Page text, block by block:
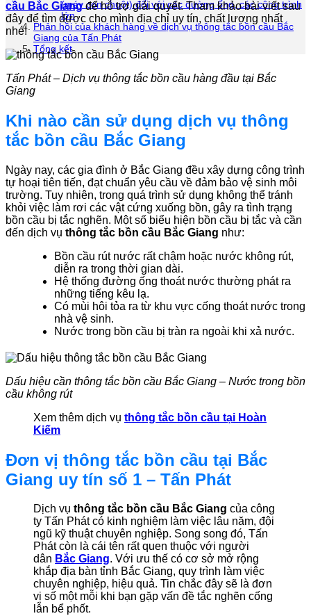
(máy con chuột) đối với các đường ống, các công trình
lớn
Phản hồi của khách hàng về dịch vụ thông tắc bồn cầu Bắc
Giang của Tấn Phát
Tổng kết
cầu Bắc Giangđể hỗ trợ giải quyết. Tham khảo bài viết sau
đây để tìm được cho mình địa chỉ uy tín, chất lượng nhất
nhé!
Tấn Phát – Dịch vụ thông tắc bồn cầu hàng đầu tại Bắc
Giang
Khi nào cần sử dụng dịch vụ thông
tắc bồn cầu Bắc Giang
Ngày nay, các gia đình ở Bắc Giang đều xây dựng công trình
tự hoại tiên tiến, đạt chuẩn yêu cầu về đảm bảo vệ sinh môi
trường. Tuy nhiên, trong quá trình sử dụng không thể tránh
khỏi việc làm rơi các vật cứng xuống bồn, gây ra tình trạng
bồn cầu bị tắc nghẽn. Một số biểu hiện bồn cầu bị tắc và cần
đến dịch vụ thông tắc bồn cầu Bắc Giang như:
Bồn cầu rút nước rất chậm hoặc nước không rút,
diễn ra trong thời gian dài.
Hệ thống đường ống thoát nước thường phát ra
những tiếng kêu lạ.
Có mùi hôi tỏa ra từ khu vực cống thoát nước trong
nhà vệ sinh.
Nước trong bồn cầu bị tràn ra ngoài khi xả nước.
Dấu hiệu cần thông tắc bồn cầu Bắc Giang – Nước trong bồn
cầu không rút
Xem thêm dịch vụ thông tắc bồn cầu tại Hoàn
Kiếm
Đơn vị thông tắc bồn cầu tại Bắc
Giang uy tín số 1 – Tấn Phát
Dịch vụ thông tắc bồn cầu Bắc Giang của công
ty Tấn Phát có kinh nghiệm làm việc lâu năm, đội
ngũ kỹ thuật chuyên nghiệp. Song song đó, Tấn
Phát còn là cái tên rất quen thuộc với người
dân Bắc Giang. Với ưu thế có cơ sở mở rộng
khắp địa bàn tỉnh Bắc Giang, quy trình làm việc
chuyên nghiệp, hiệu quả. Tin chắc đây sẽ là đơn
vị số một mỗi khi bạn gặp vấn đề tắc nghẽn cống
lẫn bể phốt.